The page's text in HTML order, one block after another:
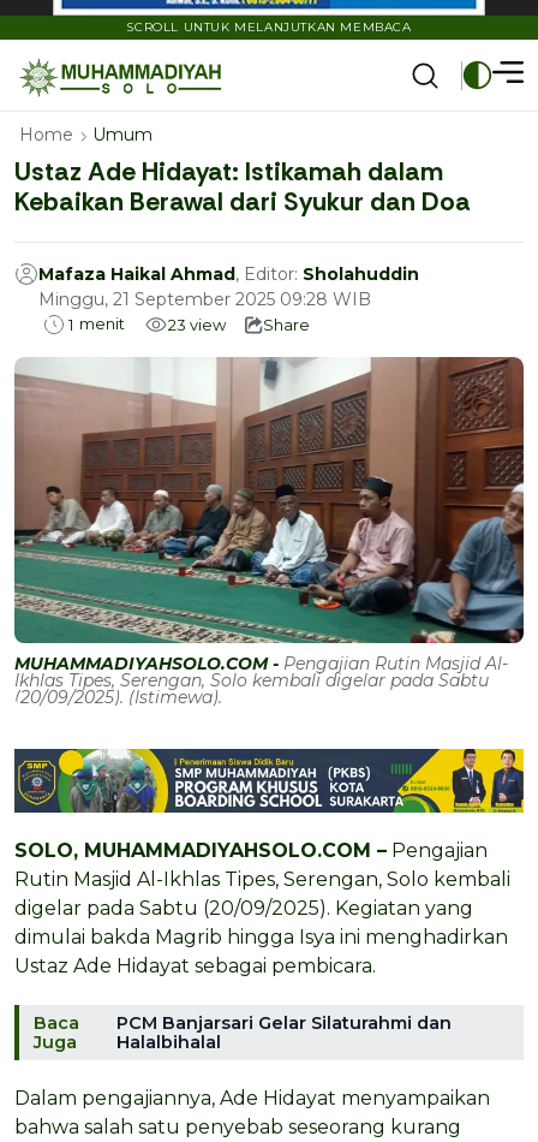
SCROLL UNTUK MELANJUTKAN MEMBACA
Home Umum
Ustaz Ade Hidayat: Istikamah dalam
Kebaikan Berawal dari Syukur dan Doa
Mafaza Haikal Ahmad, Editor: Sholahuddin
Minggu, 21 September 2025 09:28 WIB
1 menit 23 view Share
MUHAMMADIYAHSOLO.COM - Pengajian Rutin Masjid Al-
Ikhlas Tipes, Serengan, Solo kembali digelar pada Sabtu
(20/09/2025). (Istimewa).
SOLO, MUHAMMADIYAHSOLO.COM – Pengajian
Rutin Masjid Al-Ikhlas Tipes, Serengan, Solo kembali
digelar pada Sabtu (20/09/2025). Kegiatan yang
dimulai bakda Magrib hingga Isya ini menghadirkan
Ustaz Ade Hidayat sebagai pembicara.
Baca
Juga
PCM Banjarsari Gelar Silaturahmi dan
Halalbihalal
Dalam pengajiannya, Ade Hidayat menyampaikan
bahwa salah satu penyebab seseorang kurang